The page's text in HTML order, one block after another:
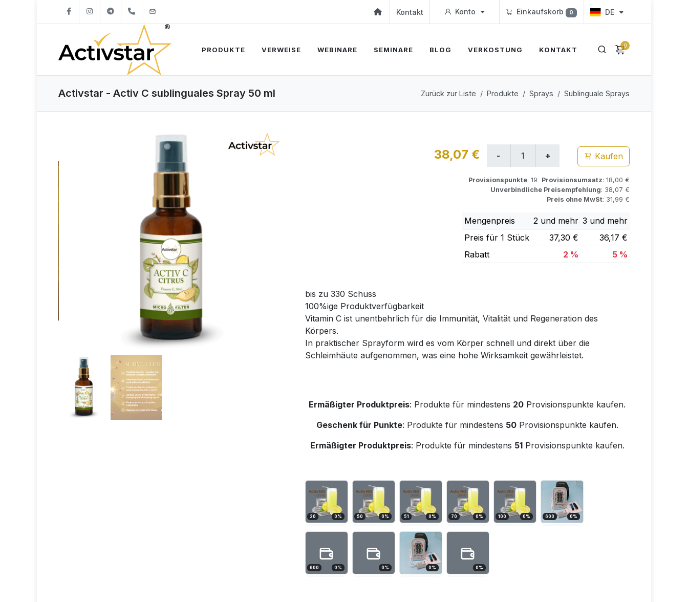
+421904262747 Kontakt Konto Einkaufskorb 0 DE
0
PRODUKTE VERWEISE WEBINARE SEMINARE BLOG VERKOSTUNG KONTAKT
Activstar - Activ C sublinguales Spray 50 ml Zurück zur Liste Produkte Sprays Sublinguale Sprays
38,07 € Kaufen
Provisionspunkte: 19 Provisionsumsatz: 18,00 €
Unverbindliche Preisempfehlung: 38,07 €
Preis ohne MwSt: 31,99 €
Mengenpreis 2 und mehr 3 und mehr
Preis für 1 Stück
37,30 €
36,17 €
Rabatt
2 % 5 %
bis zu 330 Schuss
100%ige Produktverfügbarkeit
Vitamin C ist unentbehrlich für die Immunität, Vitalität und Regeneration des
Körpers.
In praktischer Sprayform wird es vom Körper schnell und direkt über die
Schleimhäute aufgenommen, was eine hohe Wirksamkeit gewährleistet.
Ermäßigter Produktpreis: Produkte für mindestens 20 Provisionspunkte kaufen.
Geschenk für Punkte: Produkte für mindestens 50Provisionspunkte kaufen.
Ermäßigter Produktpreis: Produkte für mindestens 51Provisionspunkte kaufen.
20 0% 50 0% 51 0% 70 0% 100 0% 600 0%
600 0% 0% 0% 0%